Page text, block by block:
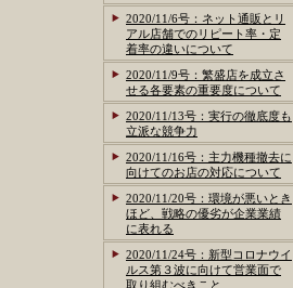
2020/11/6号：ネット通販とリ
アル店舗でのリピート率・定
着率の違いについて
2020/11/9号：繁盛店を成立さ
せる各要素の重要度について
2020/11/13号：実行の徹底度も
立派な競争力
2020/11/16号：主力機種撤去に
向けてのお店の対応について
2020/11/20号：環境が悪いとき
ほど、戦略の優劣が企業業績
に表れる
2020/11/24号：新型コロナウイ
ルス第３波に向けて営業面で
取り組むべきこと